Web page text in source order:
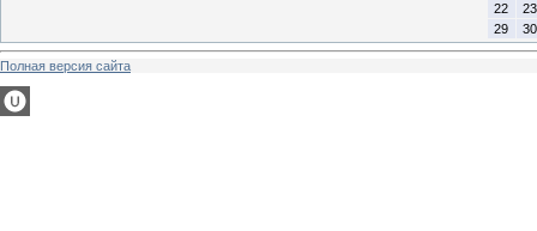
22
23
29
30
Полная версия сайта